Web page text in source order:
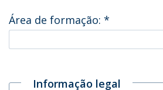
Área de formação: *
Informação legal